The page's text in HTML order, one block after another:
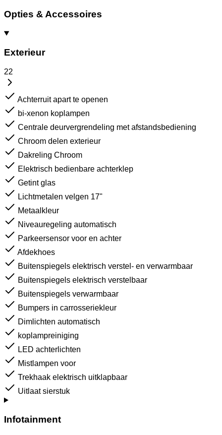
Opties & Accessoires
Exterieur
22
Achterruit apart te openen
bi-xenon koplampen
Centrale deurvergrendeling met afstandsbediening
Chroom delen exterieur
Dakreling Chroom
Elektrisch bedienbare achterklep
Getint glas
Lichtmetalen velgen 17"
Metaalkleur
Niveauregeling automatisch
Parkeersensor voor en achter
Afdekhoes
Buitenspiegels elektrisch verstel- en verwarmbaar
Buitenspiegels elektrisch verstelbaar
Buitenspiegels verwarmbaar
Bumpers in carrosseriekleur
Dimlichten automatisch
koplampreiniging
LED achterlichten
Mistlampen voor
Trekhaak elektrisch uitklapbaar
Uitlaat sierstuk
Infotainment